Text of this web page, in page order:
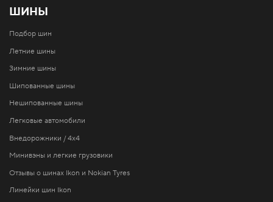
ШИНЫ
Подбор шин
Летние шины
Зимние шины
Шипованные шины
Нешипованные шины
Легковые автомобили
Внедорожники / 4x4
Минивэны и легкие грузовики
Отзывы о шинах Ikon и Nokian Tyres
Линейки шин Ikon